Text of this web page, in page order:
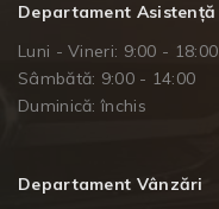
Departament Asistență
Luni - Vineri: 9:00 - 18:00
Sâmbătă: 9:00 - 14:00
Duminică: închis
Departament Vânzări